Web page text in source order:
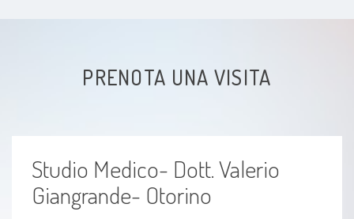
Faringite
Tosse
Epistassi
PRENOTA UNA VISITA
Studio Medico- Dott. Valerio
Giangrande- Otorino